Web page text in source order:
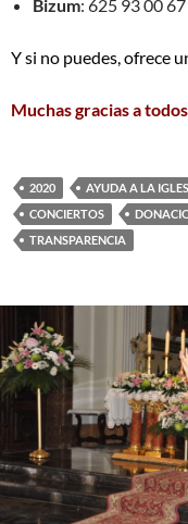
Bizum: 625 93 00
Y si no puedes, ofrece
Muchas gracias a
2020 AYUDA A LA
CONCIERTOS
TRANSPARENCIA